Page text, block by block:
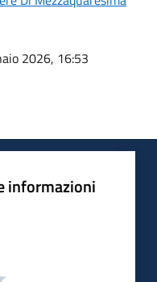
2026, 16:53
informazioni